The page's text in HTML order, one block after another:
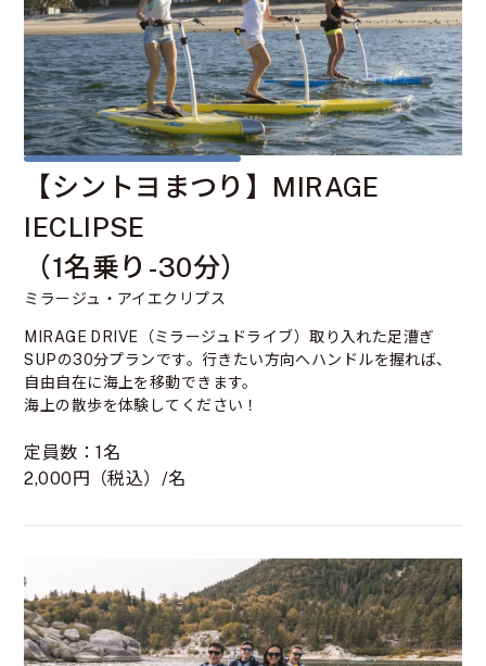
【シントヨまつり】MIRAGE
IECLIPSE
（1名乗り-30分）
ミラージュ・アイエクリプス
MIRAGE DRIVE（ミラージュドライブ）取り入れた足漕ぎ
SUPの30分プランです。行きたい方向へハンドルを握れば、
自由自在に海上を移動できます。
海上の散歩を体験してください！
定員数：1名
2,000円（税込）/名